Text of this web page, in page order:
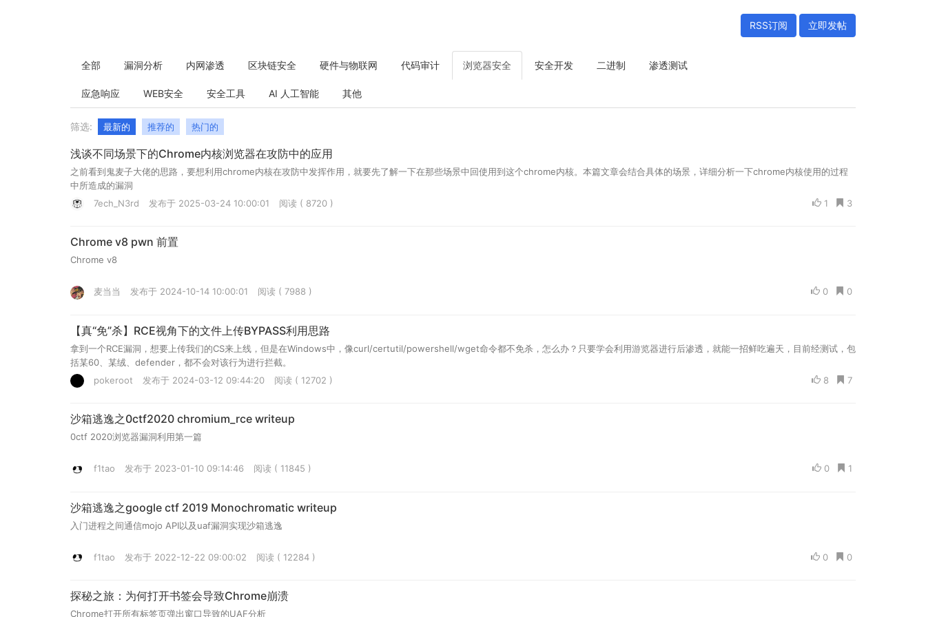
RSS订阅 立即发帖
全部 漏洞分析 内网渗透 区块链安全 硬件与物联网 代码审计 浏览器安全 安全开发 二进制 渗透测试
应急响应 WEB安全 安全工具 AI 人工智能 其他
筛选: 最新的 推荐的 热门的
浅谈不同场景下的Chrome内核浏览器在攻防中的应用
之前看到鬼麦子大佬的思路，要想利用chrome内核在攻防中发挥作用，就要先了解一下在那些场景中回使用到这个chrome内核。本篇文章会结合具体的场景，详细分析一下chrome内核使用的过程
中所造成的漏洞
3
1
7ech_N3rd 发布于 2025-03-24 10:00:01 阅读 ( 8720 )
Chrome v8 pwn 前置
Chrome v8
0
0
麦当当 发布于 2024-10-14 10:00:01 阅读 ( 7988 )
【真“免”杀】RCE视角下的文件上传BYPASS利用思路
拿到一个RCE漏洞，想要上传我们的CS来上线，但是在Windows中，像curl/certutil/powershell/wget命令都不免杀，怎么办？只要学会利用游览器进行后渗透，就能一招鲜吃遍天，目前经测试，包
括某60、某绒、defender，都不会对该行为进行拦截。
7
8
pokeroot 发布于 2024-03-12 09:44:20 阅读 ( 12702 )
沙箱逃逸之0ctf2020 chromium_rce writeup
0ctf 2020浏览器漏洞利用第一篇
1
0
f1tao 发布于 2023-01-10 09:14:46 阅读 ( 11845 )
沙箱逃逸之google ctf 2019 Monochromatic writeup
入门进程之间通信mojo API以及uaf漏洞实现沙箱逃逸
0
0
f1tao 发布于 2022-12-22 09:00:02 阅读 ( 12284 )
探秘之旅：为何打开书签会导致Chrome崩溃
Chrome打开所有标签页弹出窗口导致的UAF分析